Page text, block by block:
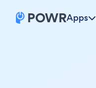
Apps